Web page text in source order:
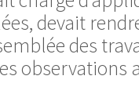
devait
des
observations